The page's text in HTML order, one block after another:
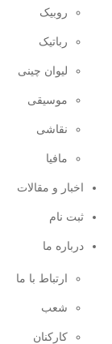
روبیک
رباتیک
لیوان چینی
موسیقی
نقاشی
مافیا
اخبار و مقالات
ثبت نام
درباره ما
ارتباط با ما
شعب
کارکنان